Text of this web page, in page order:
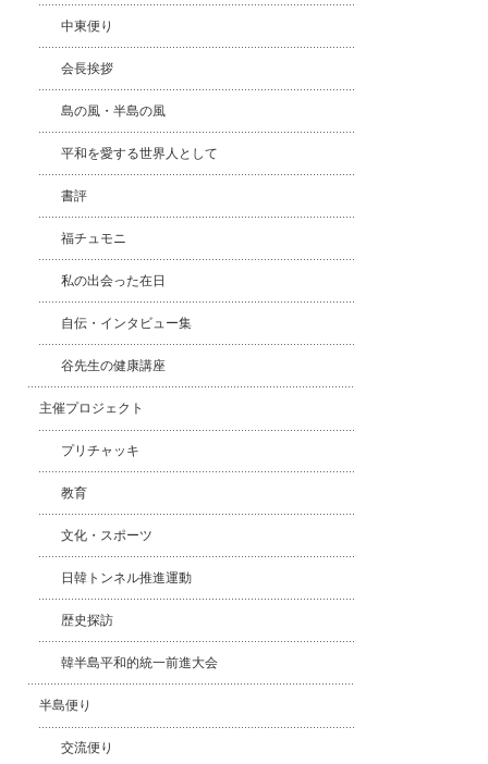
中東便り
会長挨拶
島の風・半島の風
平和を愛する世界人として
書評
福チュモニ
私の出会った在日
自伝・インタビュー集
谷先生の健康講座
主催プロジェクト
プリチャッキ
教育
文化・スポーツ
日韓トンネル推進運動
歴史探訪
韓半島平和的統一前進大会
半島便り
交流便り